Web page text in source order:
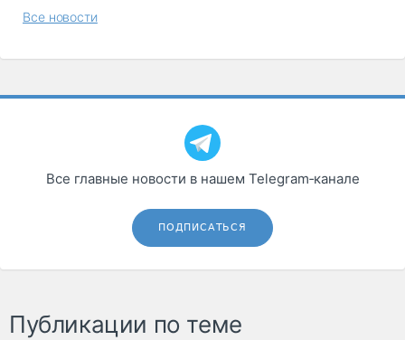
Все новости
Все главные новости в нашем Telegram‑канале
ПОДПИСАТЬСЯ
Публикации по теме